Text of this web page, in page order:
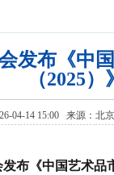
发布《中
（2025）
04-14 15:00 来源： 北
布《中国艺术品